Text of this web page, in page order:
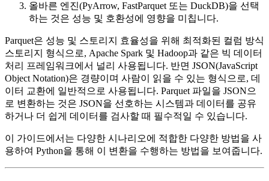
올바른 엔진(PyArrow, FastParquet 또는 DuckDB)을 선택
하는 것은 성능 및 호환성에 영향을 미칩니다.
Parquet은 성능 및 스토리지 효율성을 위해 최적화된 컬럼 방식
스토리지 형식으로, Apache Spark 및 Hadoop과 같은 빅 데이터
처리 프레임워크에서 널리 사용됩니다. 반면 JSON(JavaScript
Object Notation)은 경량이며 사람이 읽을 수 있는 형식으로, 데
이터 교환에 일반적으로 사용됩니다. Parquet 파일을 JSON으
로 변환하는 것은 JSON을 선호하는 시스템과 데이터를 공유
하거나 더 쉽게 데이터를 검사할 때 필수적일 수 있습니다.
이 가이드에서는 다양한 시나리오에 적합한 다양한 방법을 사
용하여 Python을 통해 이 변환을 수행하는 방법을 보여줍니다.